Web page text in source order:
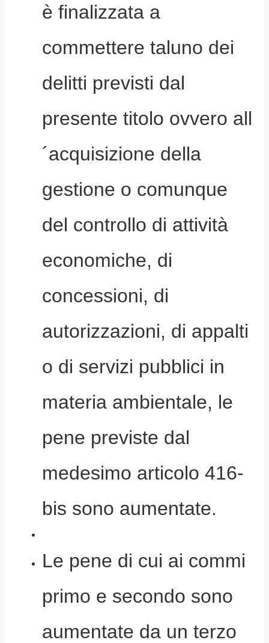
è finalizzata a
commettere taluno dei
delitti previsti dal
presente titolo ovvero all
´acquisizione della
gestione o comunque
del controllo di attività
economiche, di
concessioni, di
autorizzazioni, di appalti
o di servizi pubblici in
materia ambientale, le
pene previste dal
medesimo articolo 416-
bis sono aumentate.
Le pene di cui ai commi
primo e secondo sono
aumentate da un terzo